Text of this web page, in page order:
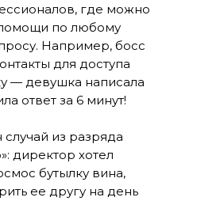
где можно
по любому
Например, босс
для доступа
— девушка написала
ответ за 6 минут!
из разряда
директор хотел
бутылку вина,
ее другу на день